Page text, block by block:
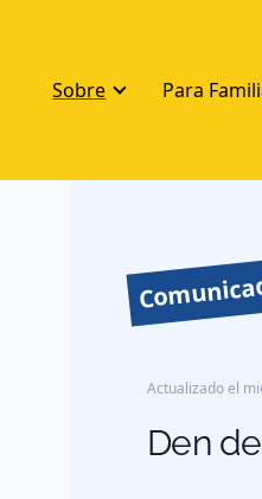
Sobre Para
Actualizado el
Den